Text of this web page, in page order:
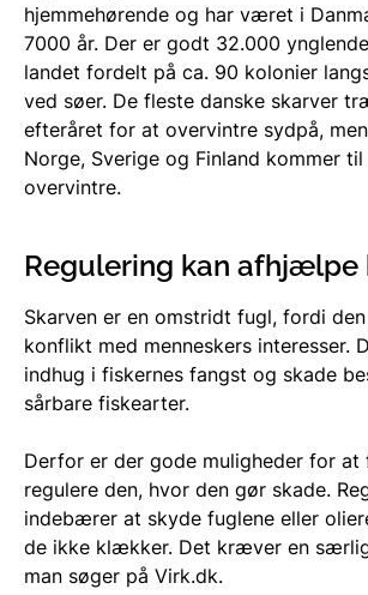
hjemmehørende og har været i
7000 år. Der er godt 32.000
landet fordelt på ca. 90 kolonier
ved søer. De fleste danske skarver
efteråret for at overvintre sydpå,
Norge, Sverige og Finland kommer
overvintre.
Regulering kan afhjælpe
Skarven er en omstridt fugl, fordi
konflikt med menneskers interesser.
indhug i fiskernes fangst og skade
sårbare fiskearter.
Derfor er der gode muligheder for at
regulere den, hvor den gør skade.
indebærer at skyde fuglene eller
de ikke klækker. Det kræver en
man søger på Virk.dk.